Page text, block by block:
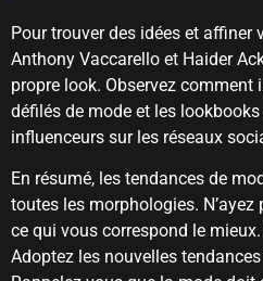
Pour trouver des idées et affiner
Anthony Vaccarello et Haider
propre look. Observez
défilés de mode et les
influenceurs sur les réseaux
En résumé, les tendances de
toutes les morphologies.
ce qui vous correspond le
Adoptez les nouvelles